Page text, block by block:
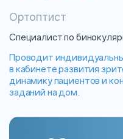
Ортоптист
Специалист по
Проводит
в кабинете развития
динамику пациентов и
заданий на дом.